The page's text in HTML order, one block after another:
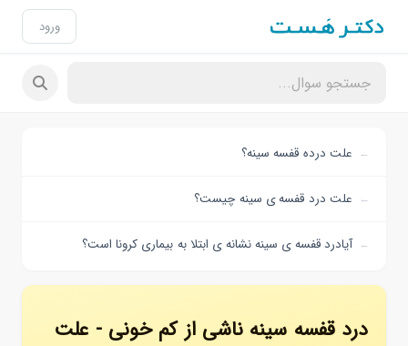
ورود
علت درده قفسه سینه؟
علت درد قفسه ی سینه چیست؟
آیادرد قفسه ی سینه نشانه ی ابتلا به بیماری کرونا است؟
درد قفسه سینه ناشی از کم خونی - علت